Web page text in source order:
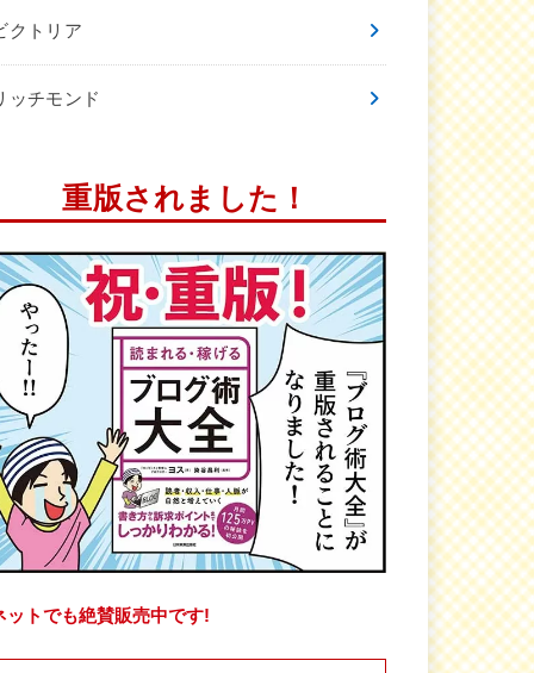
クトリア
ッチモンド
重版されました！
ットでも絶賛販売中です!